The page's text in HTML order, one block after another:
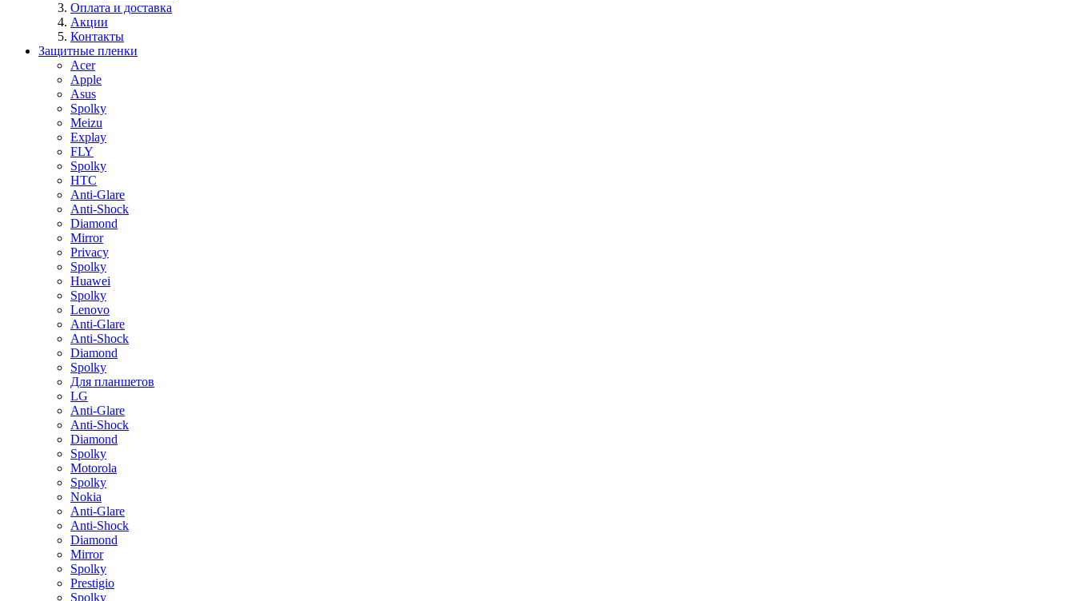
Оплата и доставка
Акции
Контакты
Защитные пленки
Acer
Apple
Asus
Spolky
Meizu
Explay
FLY
Spolky
HTC
Anti-Glare
Anti-Shock
Diamond
Mirror
Privacy
Spolky
Huawei
Spolky
Lenovo
Anti-Glare
Anti-Shock
Diamond
Spolky
Для планшетов
LG
Anti-Glare
Anti-Shock
Diamond
Spolky
Motorola
Spolky
Nokia
Anti-Glare
Anti-Shock
Diamond
Mirror
Spolky
Prestigio
Spolky